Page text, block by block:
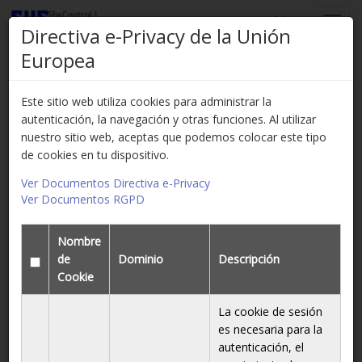
Menu
Inicio
Empresa
EMPRESA
Quienes Somos
Política de Calidad
Aviso legal
de este sitio web,
podrás encontrar toda la información relativa a los
, como responsable de esta web.
Directiva e-Privacy de la Unión
Europea
Este sitio web utiliza cookies para administrar la
autenticación, la navegación y otras funciones. Al utilizar
nuestro sitio web, aceptas que podemos colocar este tipo
de cookies en tu dispositivo.
Ver Documentos Directiva e-Privacy
Ver Documentos RGPD
Nombre
de
Cookie
Dominio Descripción
La cookie de sesión
es necesaria para la
autenticación, el